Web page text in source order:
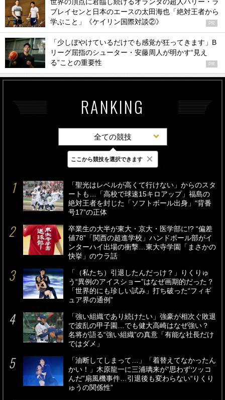
世界の頂点に君臨し続けるオランダの超人ハリー・ラ
ブレイセンと日本のエースの太田海也「絶対王者から
学ぶこと」《ケイリン国際対談②》
PR
「少しぼやけているだけでも感覚が狂ってきます」B
リーグ屈指のシューター・安藤周人が明かす“見え
る”ことの重要性
PR
RANKING
全ての競技
最新 24時間 週間
「聖光はレベルが高くて行けない」からのスタ
ートも…「高校で球速15キロアップ」福島の
絶対王者を封じた「ソフトボール出身」“背番
号17”の正体
卒業生の大半が東大・京大・医学部に!? “偏差
値78”「関西の超進学校」ハンドボール部がイ
ンターハイ出場の衝撃…東大寺学園「まさかの
快挙」のウラ話
「（私たち）引退したんだっけ？」りくりゅ
う“異例のアイスショー”はなぜ画期的だった？
「世界的にも珍しい試み」打ち破った“フィギ
ュア界の通例”
「強い組織であり続けたい」強豪が相次ぐ敗退
で波乱の甲子園…でも健大高崎はなぜ強い？
名将が語る“強い組織”の真意「有能な社長だけ
ではダメ」
「油断してしまって…」「着替えてなかったん
かい！」木原龍一に三浦璃来が“思わずツッコ
んだ”扇風機事件…引退後も変わらない“りくり
ゅうの関係性”
ここから競技を選択できます ×